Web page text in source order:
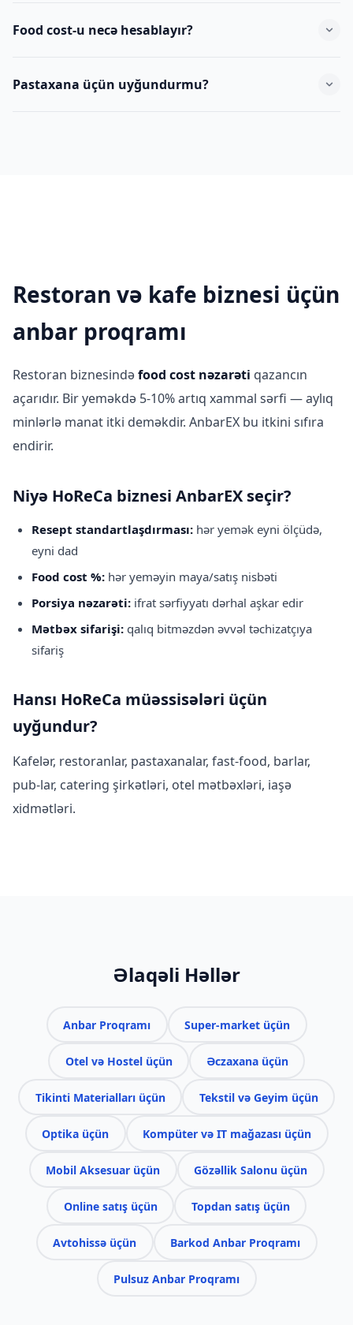
çıxılır.
Food cost-u necə hesablayır?
maya dəyərini çıxarır.
Pastaxana üçün uyğundurmu?
Restoran və kafe biznesi üçün
anbar proqramı
Restoran biznesində food cost nəzarəti qazancın
açarıdır. Bir yeməkdə 5-10% artıq xammal sərfi — aylıq
minlərlə manat itki deməkdir. AnbarEX bu itkini sıfıra
endirir.
Niyə HoReCa biznesi AnbarEX seçir?
Resept standartlaşdırması: hər yemək eyni ölçüdə,
eyni dad
Food cost %: hər yeməyin maya/satış nisbəti
Porsiya nəzarəti: ifrat sərfiyyatı dərhal aşkar edir
Mətbəx sifarişi: qalıq bitməzdən əvvəl təchizatçıya
sifariş
Hansı HoReCa müəssisələri üçün
uyğundur?
Kafelər, restoranlar, pastaxanalar, fast-food, barlar,
pub-lar, catering şirkətləri, otel mətbəxləri, iaşə
xidmətləri.
Əlaqəli Həllər
Anbar Proqramı Super-market üçün
Otel və Hostel üçün Əczaxana üçün
Tikinti Materialları üçün Tekstil və Geyim üçün
Optika üçün Kompüter və IT mağazası üçün
Mobil Aksesuar üçün Gözəllik Salonu üçün
Online satış üçün Topdan satış üçün
Avtohissə üçün Barkod Anbar Proqramı
Pulsuz Anbar Proqramı